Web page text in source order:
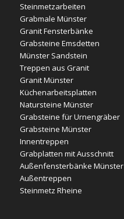
Steinmetzarbeiten
Grabmale Münster
Granit Fensterbänke
Grabsteine Emsdetten
Münster Sandstein
Treppen aus Granit
Granit Münster
Küchenarbeitsplatten
Natursteine Münster
Grabsteine für Urnengräber
Grabsteine Münster
Innentreppen
Grabplatten mit Ausschnitt
Außenfensterbänke Münster
Außentreppen
Steinmetz Rheine